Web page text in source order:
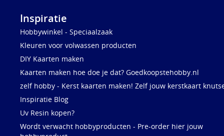
Inspiratie
Hobbywinkel - Speciaalzaak
Kleuren voor volwassen producten
DIY Kaarten maken
Kaarten maken hoe doe je dat? Goedkoopstehobby.nl
zelf hobby - Kerst kaarten maken! Zelf jouw kerstkaart
Inspiratie Blog
Uv Resin kopen?
Wordt verwacht hobbyproducten - Pre-order hier jouw